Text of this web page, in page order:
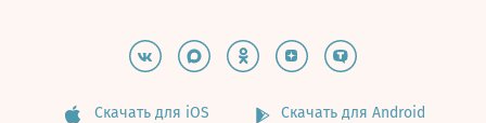
Скачать для iOS Скачать для Android